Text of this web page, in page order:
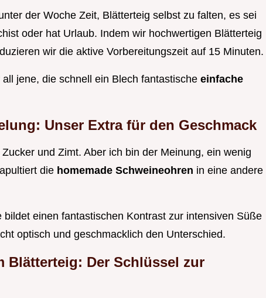
der Woche Zeit, Blätterteig selbst zu falten, es sei
oder hat Urlaub. Indem wir hochwertigen Blätterteig
wir die aktive Vorbereitungszeit auf 15 Minuten.
jene, die schnell ein Blech fantastische einfache
Unser Extra für den Geschmack
und Zimt. Aber ich bin der Meinung, ein wenig
die homemade Schweineohren in eine andere
einen fantastischen Kontrast zur intensiven Süße
optisch und geschmacklich den Unterschied.
Blätterteig: Der Schlüssel zur